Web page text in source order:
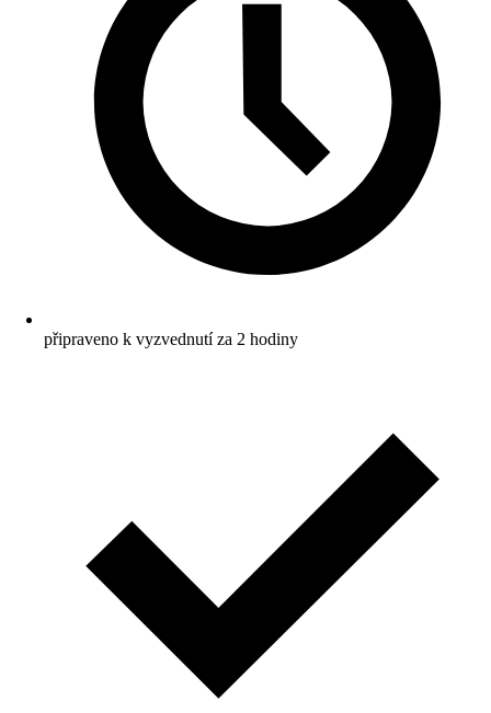
připraveno k vyzvednutí za 2 hodiny